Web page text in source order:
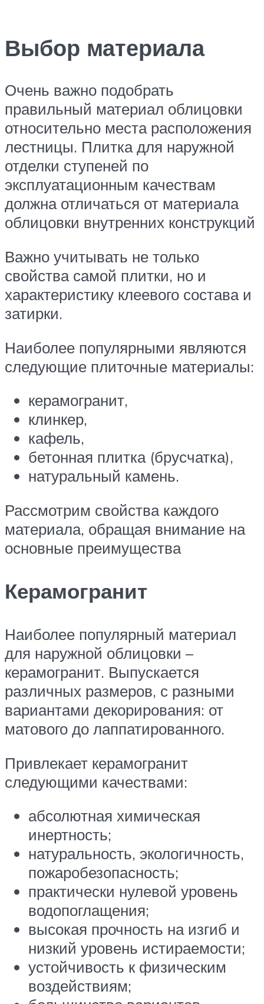
Выбор материала
Очень важно подобрать
правильный материал облицовки
относительно места расположения
лестницы. Плитка для наружной
отделки ступеней по
эксплуатационным качествам
должна отличаться от материала
облицовки внутренних конструкций
Важно учитывать не только
свойства самой плитки, но и
характеристику клеевого состава и
затирки.
Наиболее популярными являются
следующие плиточные материалы:
керамогранит,
клинкер,
кафель,
бетонная плитка (брусчатка),
натуральный камень.
Рассмотрим свойства каждого
материала, обращая внимание на
основные преимущества
Керамогранит
Наиболее популярный материал
для наружной облицовки –
керамогранит. Выпускается
различных размеров, с разными
вариантами декорирования: от
матового до лаппатированного.
Привлекает керамогранит
следующими качествами:
абсолютная химическая
инертность;
натуральность, экологичность,
пожаробезопасность;
практически нулевой уровень
водопоглащения;
высокая прочность на изгиб и
низкий уровень истираемости;
устойчивость к физическим
воздействиям;